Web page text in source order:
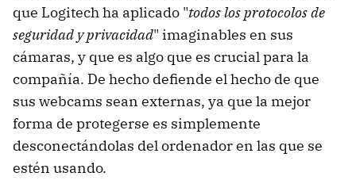
que Logitech ha aplicado "todos los protocolos de
seguridad y privacidad" imaginables en sus
cámaras, y que es algo que es crucial para la
compañía. De hecho defiende el hecho de que
sus webcams sean externas, ya que la mejor
forma de protegerse es simplemente
desconectándolas del ordenador en las que se
estén usando.